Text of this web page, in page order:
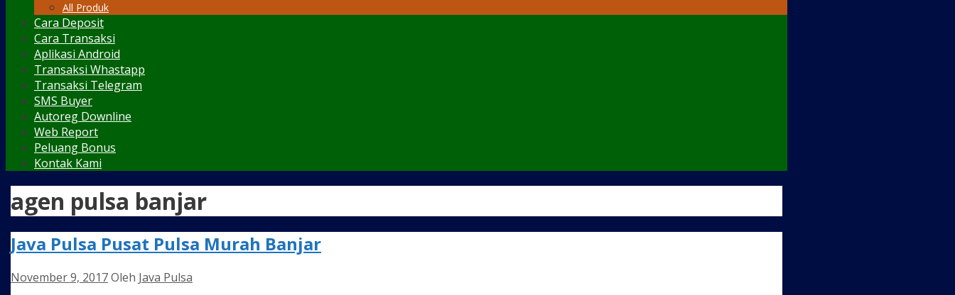
All Produk
Cara Deposit
Cara Transaksi
Aplikasi Android
Transaksi Whastapp
Transaksi Telegram
SMS Buyer
Autoreg Downline
Web Report
Peluang Bonus
Kontak Kami
agen pulsa banjar
Java Pulsa Pusat Pulsa Murah Banjar
November 9, 2017Oleh Java Pulsa